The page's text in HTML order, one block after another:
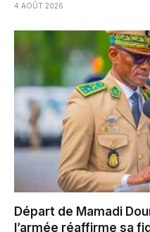
4 AOÛT 2026
Départ de Mamadi
l’armée réaffirme sa